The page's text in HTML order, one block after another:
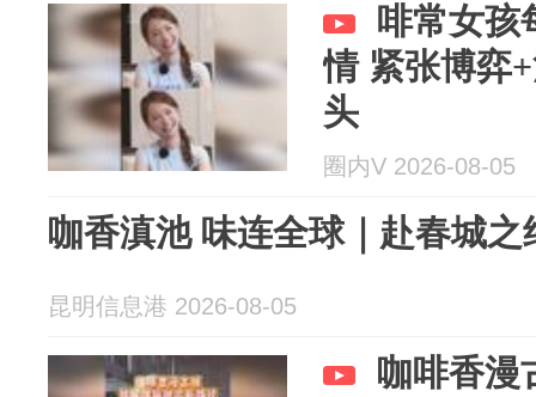
啡常女孩
情 紧张博弈
头
圈内V 2026-08-05
咖香滇池 味连全球｜赴春城
昆明信息港 2026-08-05
咖啡香漫